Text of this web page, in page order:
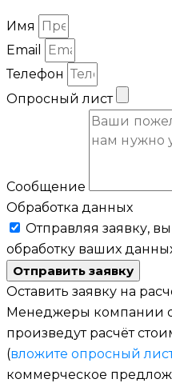
Имя
Email
Телефон
Опросный лист
Сообщение
Обработка данных
Отправляя заявку,
обработку ваших
Отправить заявку
Оставить заявку на
Менеджеры компании
произведут расчёт
(вложите опросный
коммерческое